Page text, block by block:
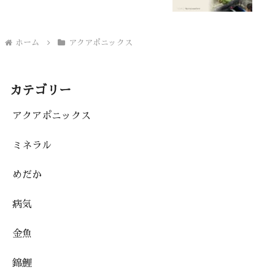
ホーム アクアポニックス
カテゴリー
アクアポニックス
ミネラル
めだか
病気
金魚
錦鯉